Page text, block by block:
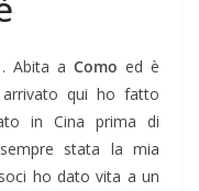
Abita aComo ed è
arrivato qui ho fatto
in Cina prima di
stata la mia
ho dato vita a un